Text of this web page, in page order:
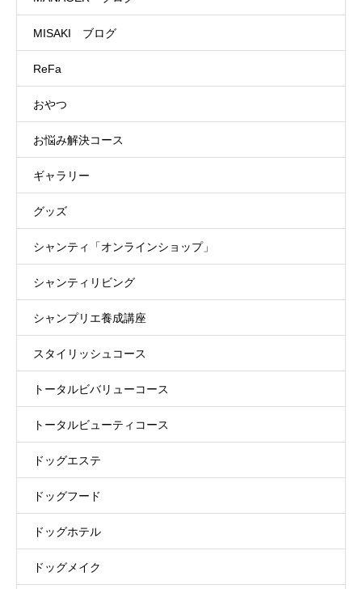
MISAKI ブログ
ReFa
おやつ
お悩み解決コース
ギャラリー
グッズ
シャンティ「オンラインショップ」
シャンティリビング
シャンプリエ養成講座
スタイリッシュコース
トータルビバリューコース
トータルビューティコース
ドッグエステ
ドッグフード
ドッグホテル
ドッグメイク